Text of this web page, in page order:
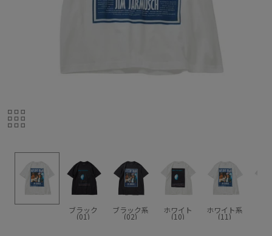
ブラック
(01)
ブラック系
(02)
ホワイト
(10)
ホワイト系
(11)